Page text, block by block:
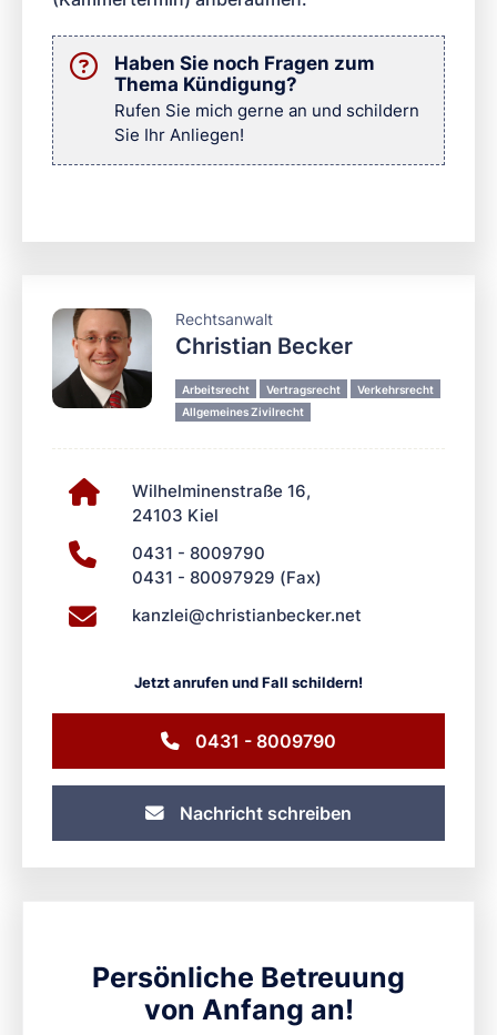
Haben Sie noch Fragen zum
Thema Kündigung?
Rufen Sie mich gerne an und schildern
Sie Ihr Anliegen!
Rechtsanwalt
Christian Becker
Arbeitsrecht Vertragsrecht
Verkehrsrecht
Allgemeines Zivilrecht
Wilhelminenstraße 16,
24103 Kiel
0431 - 8009790
0431 - 80097929 (Fax)
kanzlei@christianbecker.net
Jetzt anrufen und Fall schildern!
0431 - 8009790
Nachricht schreiben
Persönliche Betreuung
von Anfang an!